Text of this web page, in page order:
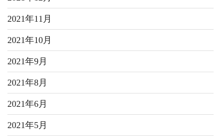
2021年11月
2021年10月
2021年9月
2021年8月
2021年6月
2021年5月